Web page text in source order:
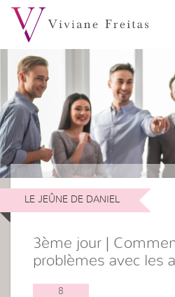
LE JEÛNE DE DANIEL
3ème jour |
problèmes avec les
8